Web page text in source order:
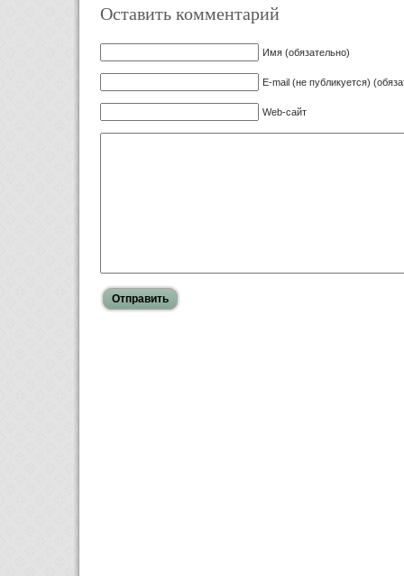
Оставить комментарий
Имя (обязательно)
E-mail (не публикуется)
Web-сайт